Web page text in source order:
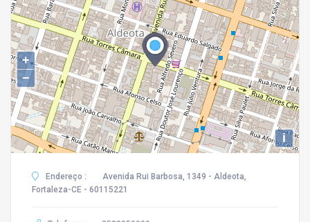
+
−
i
Endereço :
Avenida Rui Barbosa, 1349 - Aldeota,
Fortaleza-CE - 60115221